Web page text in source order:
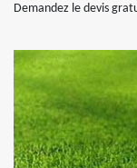
Demandez le devis